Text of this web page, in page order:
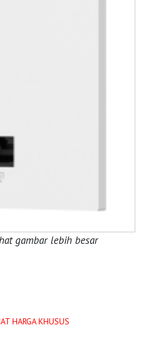
gambar lebih besar
HARGA KHUSUS